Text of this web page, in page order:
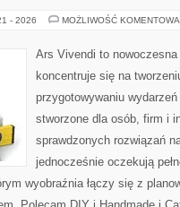
- 2026 MOŻLIWOŚĆ
Ars Vivendi to
koncentruje się na
przygotowywaniu
stworzone dla osób, firm i
sprawdzonych rozwiązań
jednocześnie oczekują
wyobraźnia łączy się z